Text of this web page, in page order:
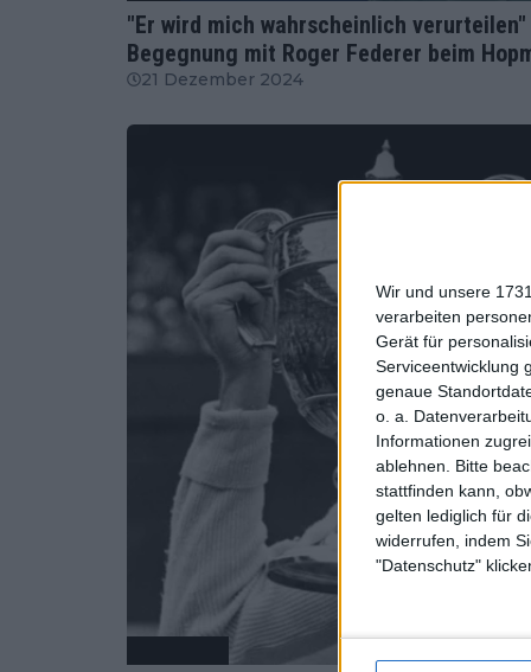
Wir und unsere
verarbeiten
Gerät für
Serviceentwicklung
genaue
o. a.
Informationen
ablehnen.
Bitte
stattfinden kann,
gelten lediglich für
widerrufen, indem
"Datenschutz"
"Er wird mich wahrscheinlich
Begegnung mit Roger Federer beim
21 Dezember 2024